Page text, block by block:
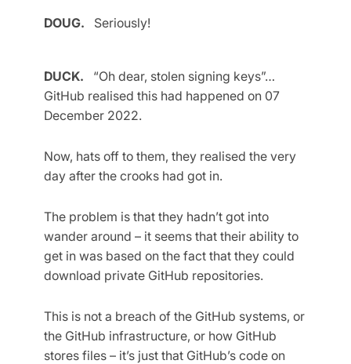
DOUG. Seriously!
DUCK. “Oh dear, stolen signing keys”…
GitHub realised this had happened on 07
December 2022.
Now, hats off to them, they realised the very
day after the crooks had got in.
The problem is that they hadn’t got into
wander around – it seems that their ability to
get in was based on the fact that they could
download private GitHub repositories.
This is not a breach of the GitHub systems, or
the GitHub infrastructure, or how GitHub
stores files – it’s just that GitHub’s code on